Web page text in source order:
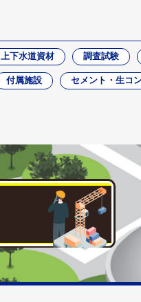
上下水道資材 調査試験
付属施設 セメント・生コ